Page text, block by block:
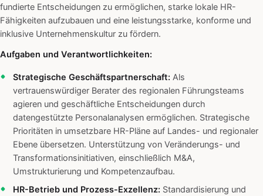
fundierte Entscheidungen zu ermöglichen, starke lokale HR-
Fähigkeiten aufzubauen und eine leistungsstarke, konforme und
inklusive Unternehmenskultur zu fördern.
Aufgaben und Verantwortlichkeiten:
Strategische Geschäftspartnerschaft: Als
vertrauenswürdiger Berater des regionalen Führungsteams
agieren und geschäftliche Entscheidungen durch
datengestützte Personalanalysen ermöglichen. Strategische
Prioritäten in umsetzbare HR-Pläne auf Landes- und regionaler
Ebene übersetzen. Unterstützung von Veränderungs- und
Transformationsinitiativen, einschließlich M&A,
Umstrukturierung und Kompetenzaufbau.
HR-Betrieb und Prozess-Exzellenz: Standardisierung und